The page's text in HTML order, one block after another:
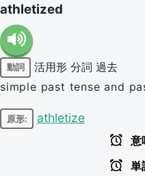
athletized
動詞 活用形 分詞 過去
simple past tense and
原形: athletize
意
単